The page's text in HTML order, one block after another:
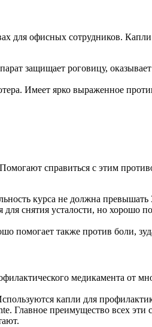
офисных сотрудников.
защищает роговицу,
Имеет ярко выраженное
справиться с этим
курса не должна превышать
снятия усталости, но хорошо
помогает также против боли,
медикамента от
капли для
Главное преимущество всех